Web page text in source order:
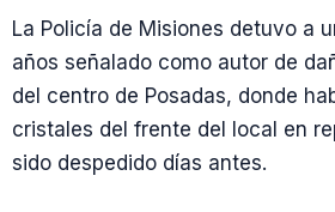
La Policía de Misiones detuvo a
años señalado como autor de
del centro de Posadas, donde
cristales del frente del local en
sido despedido días antes.